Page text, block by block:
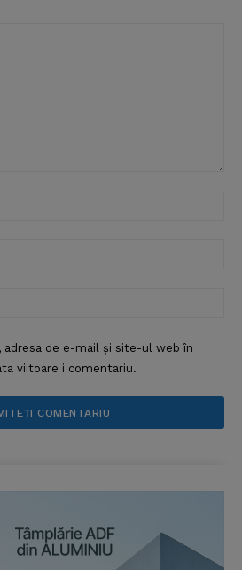
adresa de e-mail și site-ul web în
viitoare i comentariu.